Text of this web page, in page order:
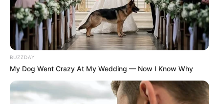
BUZZDAY
My Dog Went Crazy At My Wedding — Now I Know Why